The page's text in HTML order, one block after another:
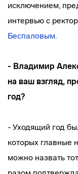
исключением,
интервью с
Беспаловым.
- Владимир
на ваш взгляд,
год?
- Уходящий год
которых главные
можно назвать